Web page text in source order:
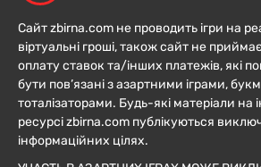
Сайт zbirna.com не проводить ігри на
віртуальні гроші, також сайт не
оплату ставок та/інших платежів, які
бути пов’язані з азартними іграми,
тоталізаторами. Будь-які матеріали на
ресурсі zbirna.com публікуються
інформаційних цілях.